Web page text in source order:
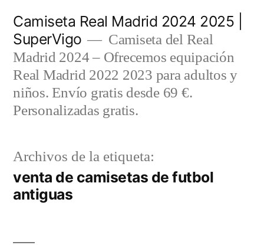
contenido
Camiseta Real Madrid 2024 2025 |
SuperVigo
Camiseta del Real
Madrid 2024 – Ofrecemos equipación
Real Madrid 2022 2023 para adultos y
niños. Envío gratis desde 69 €.
Personalizadas gratis.
Archivos de la etiqueta:
venta de camisetas de futbol
antiguas